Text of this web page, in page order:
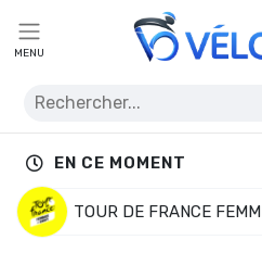
MENU
EN CE MOMENT
TOUR DE FRANCE